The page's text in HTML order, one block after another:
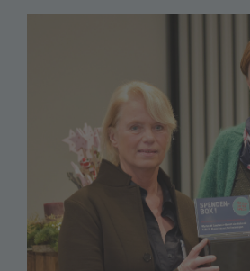
STANDORTE
Fachbereiche
Leistungen
Über uns
Karriere